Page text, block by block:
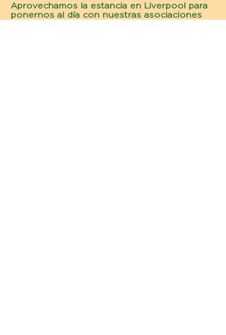
Aprovechamos la estancia en Liverpool para
ponernos al día con nuestras asociaciones